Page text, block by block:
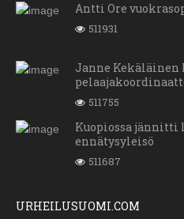
Antti Ore
511931
Janne Kekäläinen
511755
Kuopiossa
ennätysyleisö
511687
URHEILUSUOMI.COM